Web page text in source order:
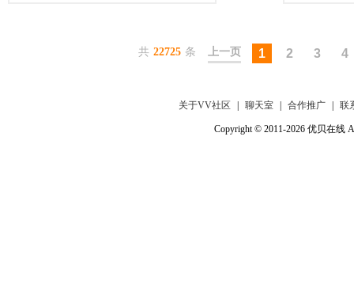
共 22725 条 上一页 1 2 3 4
关于VV社区 聊天室 合作推广 联
Copyright © 2011-2026 优贝在线